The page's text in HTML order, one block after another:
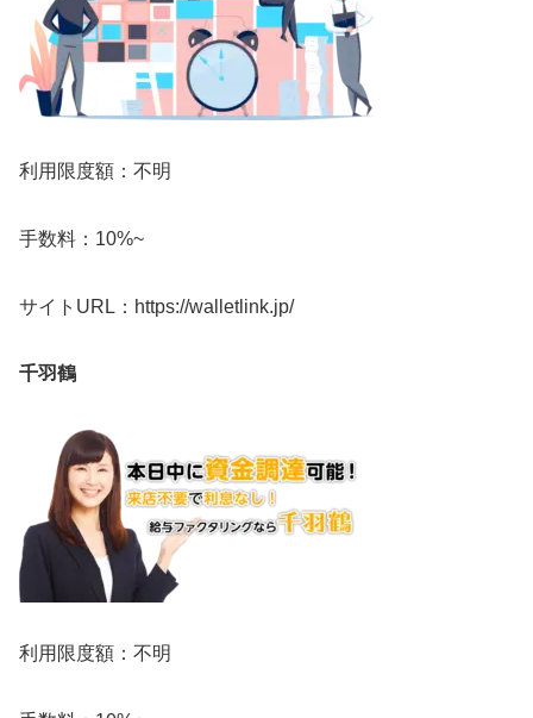
利用限度額：不明
手数料：10%~
サイトURL：https://walletlink.jp/
千羽鶴
利用限度額：不明